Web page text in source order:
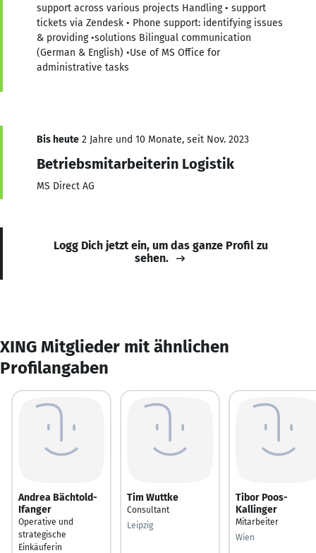
support across various projects Handling • support
tickets via Zendesk • Phone support: identifying issues
& providing •solutions Bilingual communication
(German & English) •Use of MS Office for
administrative tasks
Bis heute 2 Jahre und 10 Monate, seit Nov. 2023
Betriebsmitarbeiterin Logistik
MS Direct AG
Logg Dich jetzt ein, um das ganze Profil zu
sehen.
XING Mitglieder mit ähnlichen
Profilangaben
Andrea Bächtold-
Ifanger
Operative und
strategische
Einkäuferin
Tim Wuttke
Consultant
Leipzig
Tibor Poos-
Kallinger
Mitarbeiter
Wien